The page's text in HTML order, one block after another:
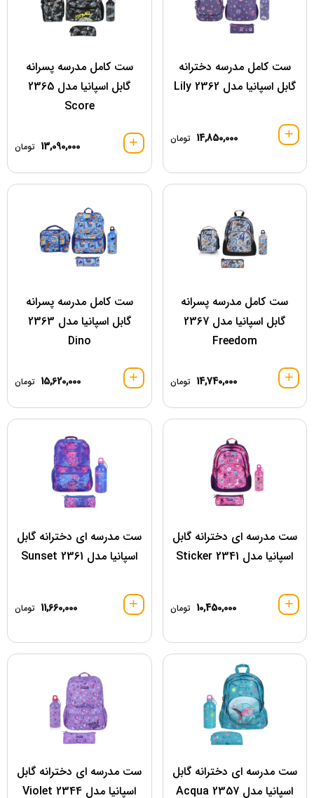
ست کامل مدرسه دخترانه
گابل اسپانیا مدل 2362 Lily
14,850,000 تومان
ست کامل مدرسه پسرانه
گابل اسپانیا مدل 2365
Score
13,090,000 تومان
ست کامل مدرسه پسرانه
گابل اسپانیا مدل 2367
Freedom
14,740,000 تومان
ست کامل مدرسه پسرانه
گابل اسپانیا مدل 2363
Dino
15,620,000 تومان
ست مدرسه ای دخترانه گابل
اسپانیا مدل 2341 Sticker
10,450,000 تومان
ست مدرسه ای دخترانه گابل
اسپانیا مدل 2361 Sunset
11,660,000 تومان
ست مدرسه ای دخترانه گابل
اسپانیا مدل 2357 Acqua
ست مدرسه ای دخترانه گابل
اسپانیا مدل 2344 Violet